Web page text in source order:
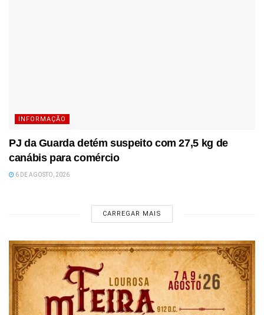
INFORMAÇÃO
PJ da Guarda detém suspeito com 27,5 kg de
canábis para comércio
6 DE AGOSTO, 2026
CARREGAR MAIS